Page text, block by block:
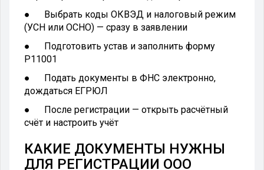
● Выбрать коды ОКВЭД и налоговый режим
(УСН или ОСНО) — сразу в заявлении
● Подготовить устав и заполнить форму
Р11001
● Подать документы в ФНС электронно,
дождаться ЕГРЮЛ
● После регистрации — открыть расчётный
счёт и настроить учёт
КАКИЕ ДОКУМЕНТЫ НУЖНЫ
ДЛЯ РЕГИСТРАЦИИ ООО